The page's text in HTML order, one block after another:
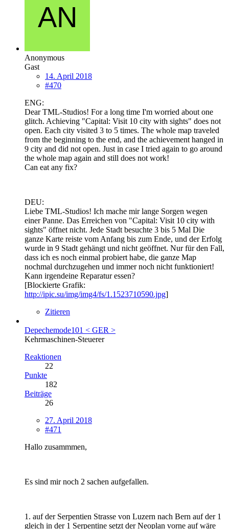
Anonymous
Gast
14. April 2018
#470
ENG:
Dear TML-Studios! For a long time I'm worried about one
glitch. Achieving "Capital: Visit 10 city with sights" does not
open. Each city visited 3 to 5 times. The whole map traveled
from the beginning to the end, and the achievement hanged in
9 city and did not open. Just in case I tried again to go around
the whole map again and still does not work!
Can eat any fix?
DEU:
Liebe TML-Studios! Ich mache mir lange Sorgen wegen
einer Panne. Das Erreichen von "Capital: Visit 10 city with
sights" öffnet nicht. Jede Stadt besuchte 3 bis 5 Mal Die
ganze Karte reiste vom Anfang bis zum Ende, und der Erfolg
wurde in 9 Stadt gehängt und nicht geöffnet. Nur für den Fall,
dass ich es noch einmal probiert habe, die ganze Map
nochmal durchzugehen und immer noch nicht funktioniert!
Kann irgendeine Reparatur essen?
[Blockierte Grafik:
http://ipic.su/img/img4/fs/1.1523710590.jpg]
Zitieren
Depechemode101 < GER >
Kehrmaschinen-Steuerer
Reaktionen
22
Punkte
182
Beiträge
26
27. April 2018
#471
Hallo zusammmen,
Es sind mir noch 2 sachen aufgefallen.
1. auf der Serpentien Strasse von Luzern nach Bern auf der 1
gleich in der 1 Serpentine setzt der Neoplan vorne auf wäre